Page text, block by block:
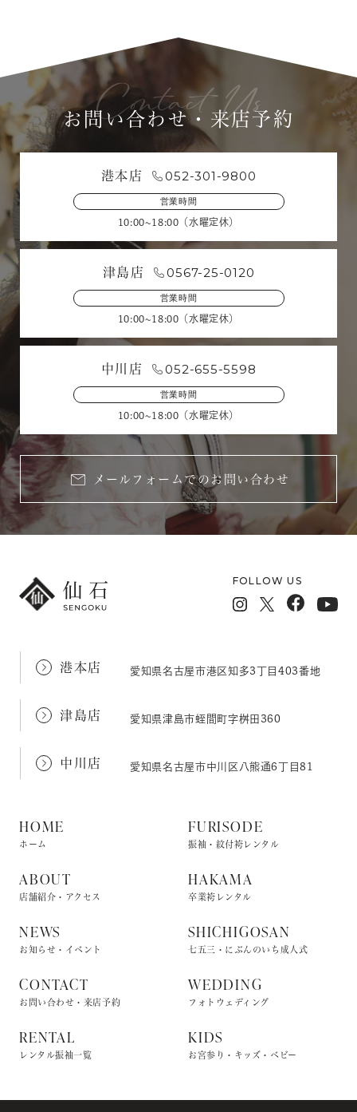
お問い合わせ・来店予約
港本店 052-301-9800
営業時間
10:00~18:00（水曜定休）
津島店 0567-25-0120
営業時間
10:00~18:00（水曜定休）
中川店 052-655-5598
営業時間
10:00~18:00（水曜定休）
メールフォームでのお問い合わせ
FOLLOW US
港本店 愛知県名古屋市港区知多3丁目403番地
津島店 愛知県津島市蛭間町字桝田360
中川店 愛知県名古屋市中川区八熊通6丁目81
HOME
ホーム
ABOUT
店舗紹介・アクセス
NEWS
お知らせ・イベント
CONTACT
お問い合わせ・来店予約
RENTAL
レンタル振袖一覧
FURISODE
振袖・紋付袴レンタル
HAKAMA
卒業袴レンタル
SHICHIGOSAN
七五三・にぶんのいち成人式
WEDDING
フォトウェディング
KIDS
お宮参り・キッズ・ベビー